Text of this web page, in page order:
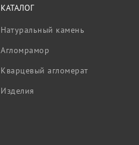
КАТАЛОГ
Натуральный камень
Агломрамор
Кварцевый агломерат
Изделия